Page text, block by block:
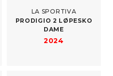
LA SPORTIVA
PRODIGIO 2 LØPESKO
DAME
2024